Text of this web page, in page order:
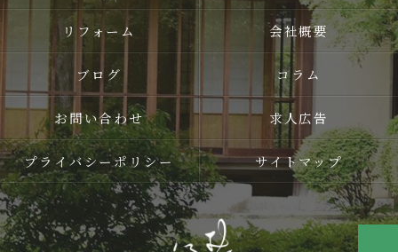
リフォーム 会社概要
ブログ コラム
お問い合わせ 求人広告
プライバシーポリシー サイトマップ